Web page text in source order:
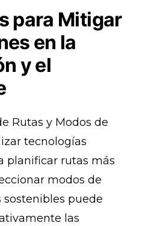
para Mitigar
en la
y el
Rutas y Modos de
tecnologías
planificar rutas más
modos de
puede
las